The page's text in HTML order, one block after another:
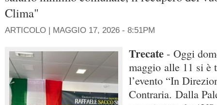
Clima"
ARTICOLO | MAGGIO 17, 2026 - 8:51PM
Trecate - Oggi
maggio alle 11 si è
l’evento “In
Contraria. Dalla